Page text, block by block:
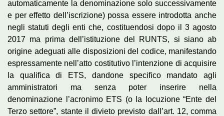
automaticamente la denominazione solo successivamente
e per effetto dell’iscrizione) possa essere introdotta anche
negli statuti degli enti che, costituendosi dopo il 3 agosto
2017 ma prima dell’istituzione del RUNTS, si siano ab
origine adeguati alle disposizioni del codice, manifestando
espressamente nell’atto costitutivo l’intenzione di acquisire
la qualifica di ETS, dandone specifico mandato agli
amministratori ma senza poter inserire nella
denominazione l’acronimo ETS (o la locuzione “Ente del
Terzo settore”, stante il divieto previsto dall’art. 12, comma